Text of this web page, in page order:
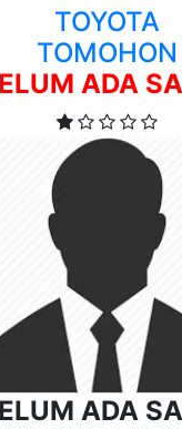
TOYOTA
TOMOHON
ADA
ADA